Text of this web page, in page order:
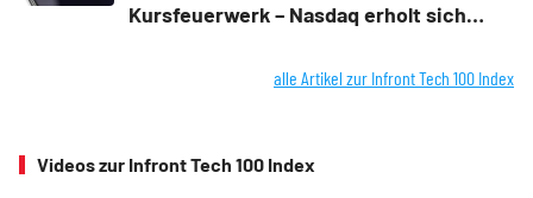
Kursfeuerwerk – Nasdaq erholt sich
alle Artikel zur Infront Tech 100 Index
Videos zur Infront Tech 100 Index